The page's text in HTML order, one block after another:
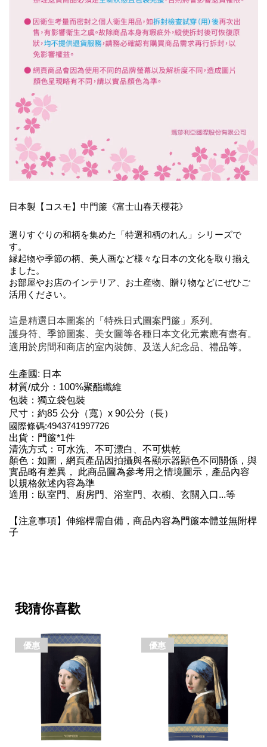
日本製【コスモ】中門簾《富士山春天櫻花》
選りすぐりの和柄を集めた「特選和柄のれん」シリーズで
す。
縁起物や季節の柄、美人画など様々な日本の文化を取り揃え
ました。
お部屋やお店のインテリア、お土産物、贈り物などにぜひご
活用ください。
這是精選日本圖案的「特殊日式圖案門簾」系列。
護身符、季節圖案、美女圖等各種日本文化元素應有盡有。
適用於房間和商店的室內裝飾、及送人紀念品、禮品等。
生產國: 日本
材質/成分：100%聚酯纖維
包裝：獨立袋包裝
尺寸：約85 公分（寬）x 90公分（長）
國際條碼:4943741997726
出貨：門簾*1件
清洗方式：可水洗、不可漂白、不可烘乾
顏色：如圖，網頁產品因拍攝與各顯示器顯色不同關係，與
實品略有差異， 此商品圖為參考用之情境圖示，產品內容
以規格敘述內容為準
適用：臥室門、廚房門、浴室門、衣櫥、玄關入口...等
【注意事項】伸縮桿需自備，商品內容為門簾本體並無附桿
子
我猜你喜歡
優惠 優惠